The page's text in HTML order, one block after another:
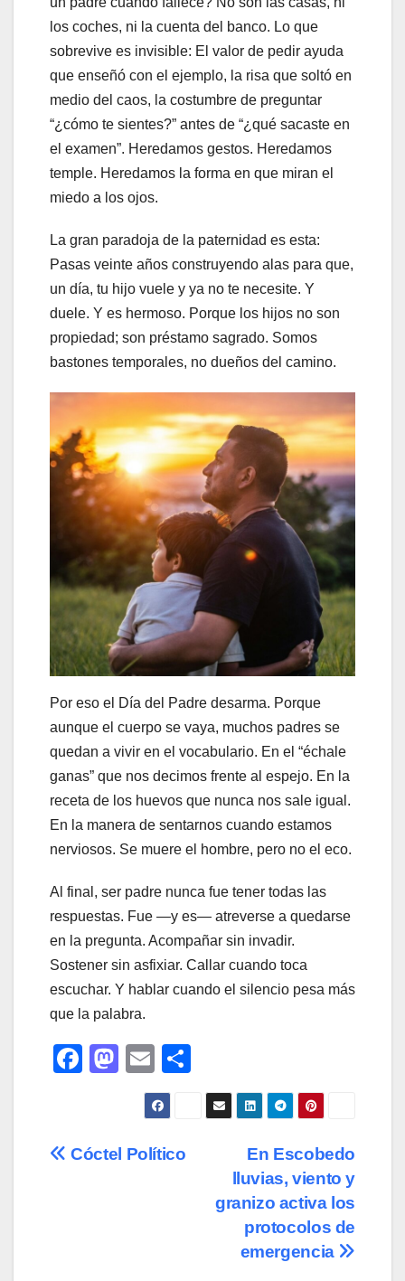
los coches, ni la cuenta del banco. Lo que
sobrevive es invisible: El valor de pedir ayuda
que enseñó con el ejemplo, la risa que soltó en
medio del caos, la costumbre de preguntar
“¿cómo te sientes?” antes de “¿qué sacaste en
el examen”. Heredamos gestos. Heredamos
temple. Heredamos la forma en que miran el
miedo a los ojos.
La gran paradoja de la paternidad es esta:
Pasas veinte años construyendo alas para que,
un día, tu hijo vuele y ya no te necesite. Y
duele. Y es hermoso. Porque los hijos no son
propiedad; son préstamo sagrado. Somos
bastones temporales, no dueños del camino.
Por eso el Día del Padre desarma. Porque
aunque el cuerpo se vaya, muchos padres se
quedan a vivir en el vocabulario. En el “échale
ganas” que nos decimos frente al espejo. En la
receta de los huevos que nunca nos sale igual.
En la manera de sentarnos cuando estamos
nerviosos. Se muere el hombre, pero no el eco.
Al final, ser padre nunca fue tener todas las
respuestas. Fue —y es— atreverse a quedarse
en la pregunta. Acompañar sin invadir.
Sostener sin asfixiar. Callar cuando toca
escuchar. Y hablar cuando el silencio pesa más
que la palabra.
F
e
M
o
E
m
ail
o
m
Navegación
En Escobedo
lluvias, viento y
granizo activa los
protocolos de
emergencia
Cóctel Político